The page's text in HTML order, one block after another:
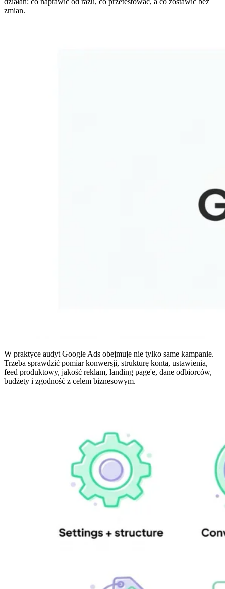
zmian.
W praktyce audyt Google Ads obejmuje nie tylko same kampanie.
Trzeba sprawdzić pomiar konwersji, strukturę konta, ustawienia,
feed produktowy, jakość reklam, landing page'e, dane odbiorców,
budżety i zgodność z celem biznesowym.